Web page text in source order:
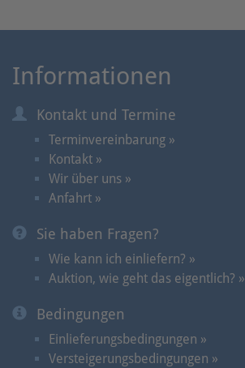
Informationen
Kontakt und Termine
Terminvereinbarung »
Kontakt »
Wir über uns »
Anfahrt »
Sie haben Fragen?
Wie kann ich einliefern? »
Auktion, wie geht das eigentlich? »
Bedingungen
Einlieferungsbedingungen »
Versteigerungsbedingungen »